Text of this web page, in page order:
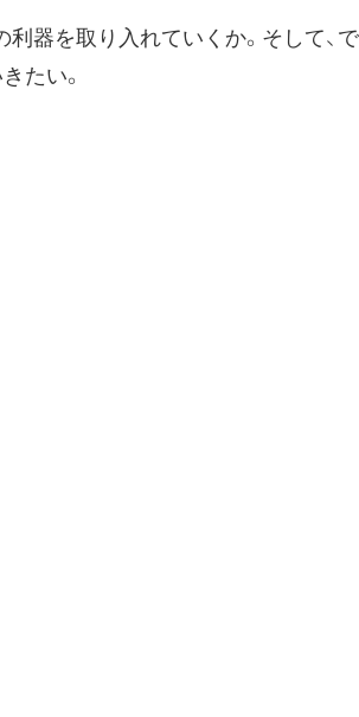
器を取り入れていくか。そして、で
たい。